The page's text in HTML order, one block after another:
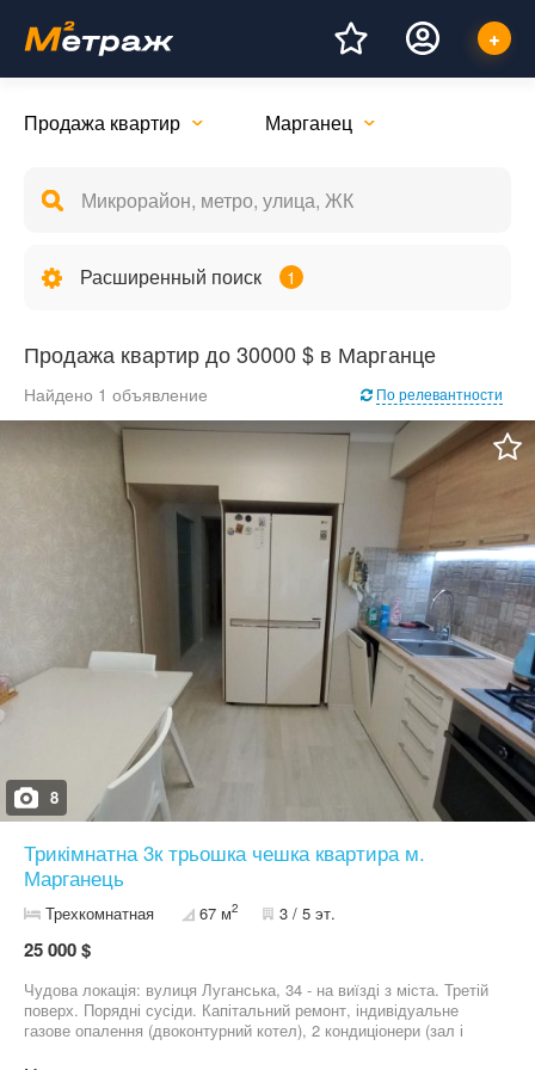
Продажа квартир Марганец
Расширенный поиск 1
Продажа квартир до 30000 $ в Марганце
Найдено 1 объявление По релевантности
8
Трикімнатна 3к трьошка чешка квартира м.
Марганець
Трехкомнатная 67 м2 3 / 5 эт.
25 000 $
Чудова локація: вулиця Луганська, 34 - на виїзді з міста. Третій
поверх. Порядні сусіди. Капітальний ремонт, індивідуальне
газове опалення (двоконтурний котел), 2 кондиціонери (зал і